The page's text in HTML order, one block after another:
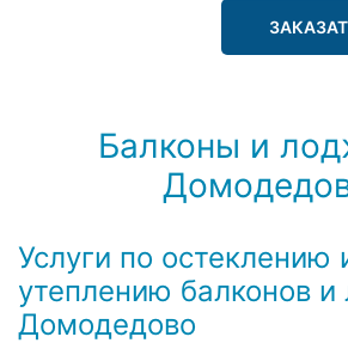
Балконы и
Услуги по остеклению
утеплению балконов
Домодедово